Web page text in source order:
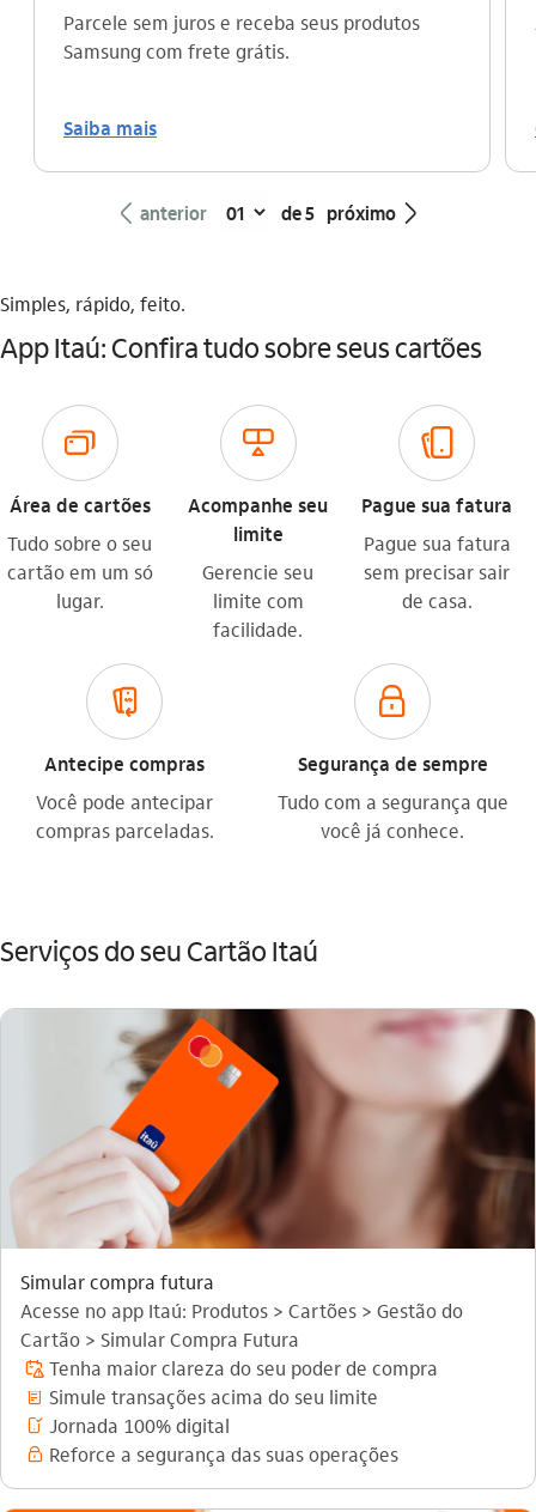
Parcele sem juros e receba seus produtos
Samsung com frete grátis.
Saiba mais
seta_esquerda anterior de 5 próximo seta_direita
Simples, rápido, feito.
App Itaú: Confira tudo sobre seus cartões
cartoes_outline
Área de cartões
Tudo sobre o seu
cartão em um só
lugar.
limite_outline
Acompanhe seu
limite
Gerencie seu
limite com
facilidade.
carteira_digital_outline
Pague sua fatura
Pague sua fatura
sem precisar sair
de casa.
antecipacao_de_recebimento_outline
Antecipe compras
Você pode antecipar
compras parceladas.
seguranca_outline
Segurança de sempre
Tudo com a segurança que
você já conhece.
Serviços do seu Cartão Itaú
Simular compra futura
Acesse no app Itaú: Produtos > Cartões > Gestão do
Cartão > Simular Compra Futura
credito_automatico_outline Tenha maior clareza do seu poder de compra
comprovante_outline Simule transações acima do seu limite
autoriza_pelo_celular_outline Jornada 100% digital
seguranca_outline Reforce a segurança das suas operações